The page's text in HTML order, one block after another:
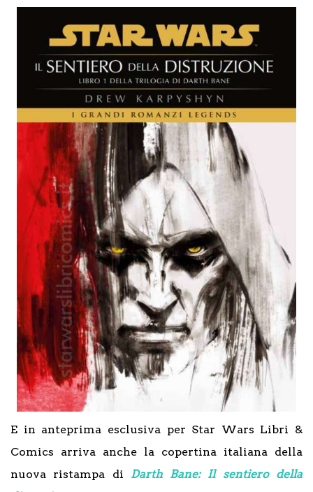
E in anteprima esclusiva per Star Wars Libri &
Comics arriva anche la copertina italiana della
nuova ristampa di Darth Bane: Il sentiero della